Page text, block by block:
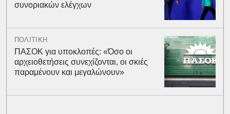
συνοριακών ελέγχων
ΠΟΛΙΤΙΚΗ
ΠΑΣΟΚ για υποκλοπές: «Όσο οι
αρχειοθετήσεις συνεχίζονται, οι σκιές
παραμένουν και μεγαλώνουν»